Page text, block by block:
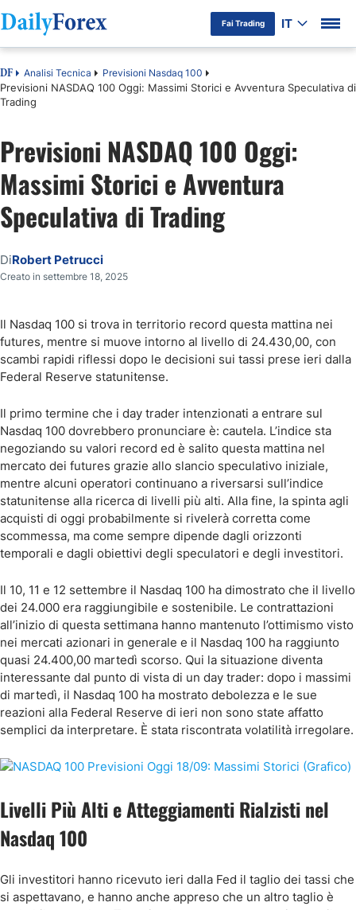
Fai Trading IT
DF Analisi Tecnica Previsioni Nasdaq 100
Previsioni NASDAQ 100 Oggi: Massimi Storici e Avventura Speculativa di
Trading
Previsioni NASDAQ 100 Oggi:
Massimi Storici e Avventura
Speculativa di Trading
DiRobert Petrucci
Creato in settembre 18, 2025
Il Nasdaq 100 si trova in territorio record questa mattina nei
futures, mentre si muove intorno al livello di 24.430,00, con
scambi rapidi riflessi dopo le decisioni sui tassi prese ieri dalla
Federal Reserve statunitense.
Il primo termine che i day trader intenzionati a entrare sul
Nasdaq 100 dovrebbero pronunciare è: cautela. L’indice sta
negoziando su valori record ed è salito questa mattina nel
mercato dei futures grazie allo slancio speculativo iniziale,
mentre alcuni operatori continuano a riversarsi sull’indice
statunitense alla ricerca di livelli più alti. Alla fine, la spinta agli
acquisti di oggi probabilmente si rivelerà corretta come
scommessa, ma come sempre dipende dagli orizzonti
temporali e dagli obiettivi degli speculatori e degli investitori.
Il 10, 11 e 12 settembre il Nasdaq 100 ha dimostrato che il livello
dei 24.000 era raggiungibile e sostenibile. Le contrattazioni
all’inizio di questa settimana hanno mantenuto l’ottimismo visto
nei mercati azionari in generale e il Nasdaq 100 ha raggiunto
quasi 24.400,00 martedì scorso. Qui la situazione diventa
interessante dal punto di vista di un day trader: dopo i massimi
di martedì, il Nasdaq 100 ha mostrato debolezza e le sue
reazioni alla Federal Reserve di ieri non sono state affatto
semplici da interpretare. È stata riscontrata volatilità irregolare.
Livelli Più Alti e Atteggiamenti Rialzisti nel
Nasdaq 100
Gli investitori hanno ricevuto ieri dalla Fed il taglio dei tassi che
si aspettavano, e hanno anche appreso che un altro taglio è